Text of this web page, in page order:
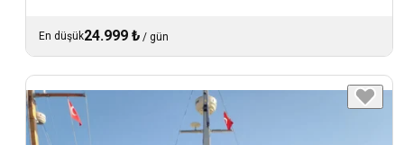
En düşük24.999 ₺ / gün